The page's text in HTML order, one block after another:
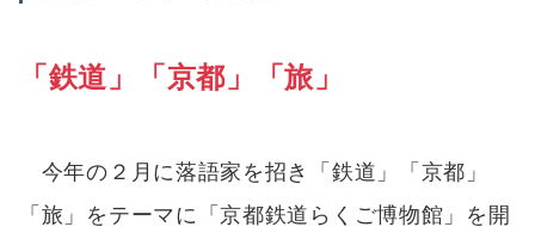
「鉄道」「京都」「旅」
今年の２月に落語家を招き「鉄道」「京都」
「旅」をテーマに「京都鉄道らくご博物館」を開